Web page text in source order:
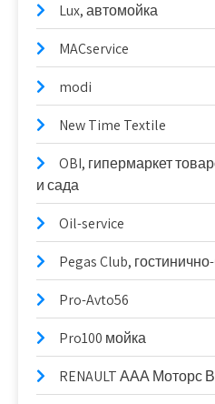
Lux, автомойка
MACservice
modi
New Time Textile
OBI, гипермаркет
и сада
Oil-service
Pegas Club,
Pro-Avto56
Pro100 мойка
RENAULT ААА Моторс